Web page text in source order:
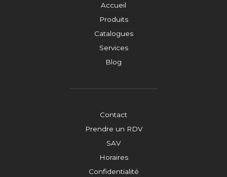
Accueil
Produits
Catalogues
Services
Blog
Contact
Prendre un RDV
SAV
Horaires
Confidentialité